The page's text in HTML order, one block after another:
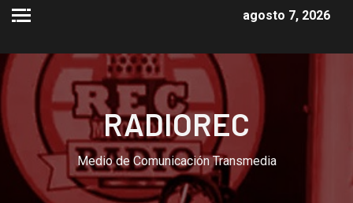
agosto 7, 2026
RADIOREC
Medio de Comunicación Transmedia